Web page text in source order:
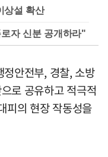
상설 확산
자 신분 공개하라"
안전부, 경찰, 소방
로 공유하고 적극적
피의 현장 작동성을